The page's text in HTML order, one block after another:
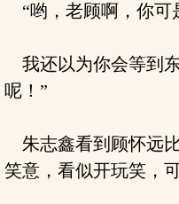
“哟，老顾啊，你可
我还以为你会等到
呢！”
朱志鑫看到顾怀远
笑意，看似开玩笑，